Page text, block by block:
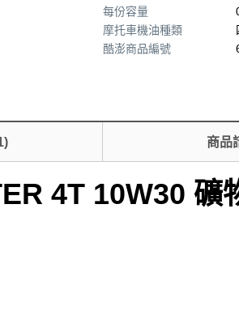
每份容量
摩托車機油種類
酷澎商品編號
) 商品
4T 10W30 礦